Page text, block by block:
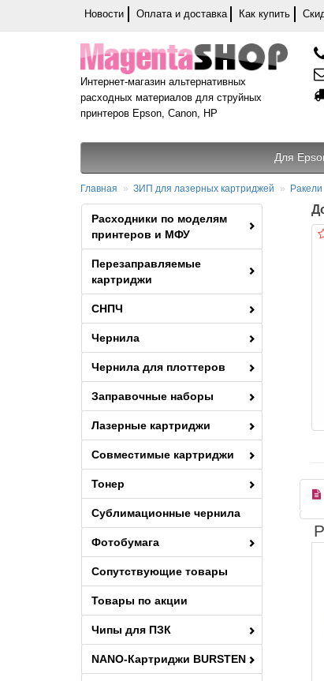
Новости Оплата и доставка Как купить
Интернет-магазин альтернативных
расходных материалов для струйных
принтеров Epson, Canon, HP
Для
Главная ЗИП для лазерных картриджей Ракели
Расходники по моделям
принтеров и МФУ
Перезаправляемые
картриджи
СНПЧ
Чернила
Чернила для плоттеров
Заправочные наборы
Лазерные картриджи
Совместимые картриджи
Тонер
Сублимационные чернила
Фотобумага
Сопутствующие товары
Товары по акции
Чипы для ПЗК
NANO-Картриджи BURSTEN